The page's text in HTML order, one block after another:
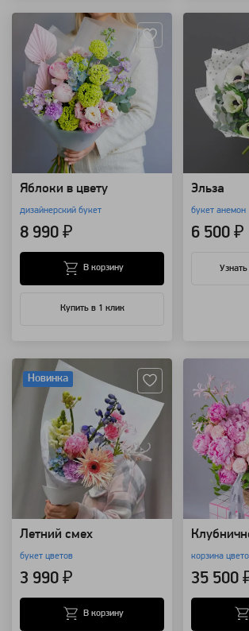
Яблоки в цвету
дизайнерский букет
8 990 ₽
Купить в 1 клик
В корзину
Эльза
букет анемон
6 500 ₽
Новинка
Летний смех
букет цветов
3 990 ₽
В корзину
корзина
35 500